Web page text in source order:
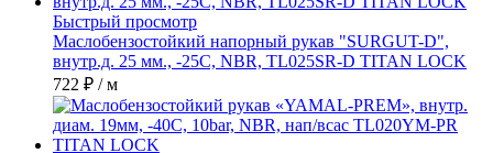
Быстрый просмотр
Маслобензостойкий напорный рукав "SURGUT-D",
внутр.д. 25 мм., -25C, NBR, TL025SR-D TITAN LOCK
722 ₽ / м